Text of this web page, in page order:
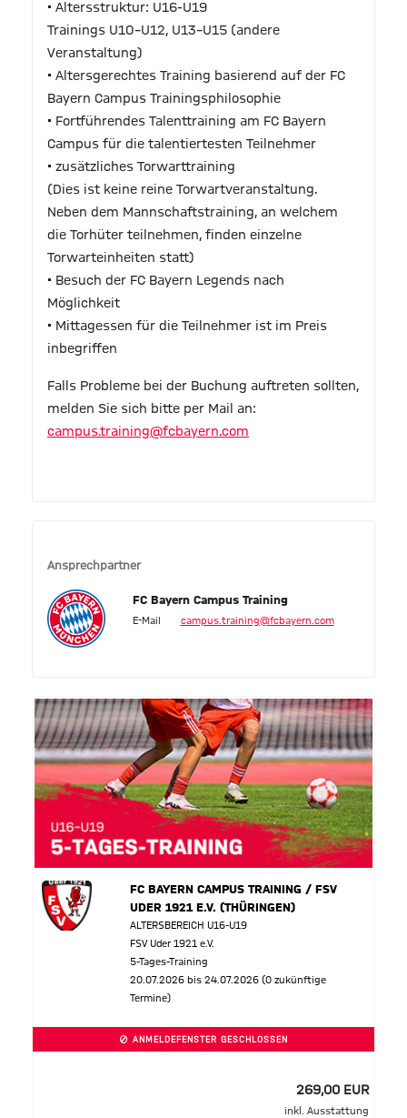
• Altersstruktur: U16-U19
Trainings U10–U12, U13–U15 (andere
Veranstaltung)
• Altersgerechtes Training basierend auf der FC
Bayern Campus Trainingsphilosophie
• Fortführendes Talenttraining am FC Bayern
Campus für die talentiertesten Teilnehmer
• zusätzliches Torwarttraining
(Dies ist keine reine Torwartveranstaltung.
Neben dem Mannschaftstraining, an welchem
die Torhüter teilnehmen, finden einzelne
Torwarteinheiten statt)
• Besuch der FC Bayern Legends nach
Möglichkeit
• Mittagessen für die Teilnehmer ist im Preis
inbegriffen
Falls Probleme bei der Buchung auftreten sollten,
melden Sie sich bitte per Mail an:
campus.training@fcbayern.com
Ansprechpartner
FC Bayern Campus Training
E-Mail campus.training@fcbayern.com
FC BAYERN CAMPUS TRAINING / FSV
UDER 1921 E.V. (THÜRINGEN)
ALTERSBEREICH U16-U19
FSV Uder 1921 e.V.
5-Tages-Training
20.07.2026 bis 24.07.2026 (0 zukünftige
Termine)
ANMELDEFENSTER GESCHLOSSEN
269,00 EUR
inkl. Ausstattung